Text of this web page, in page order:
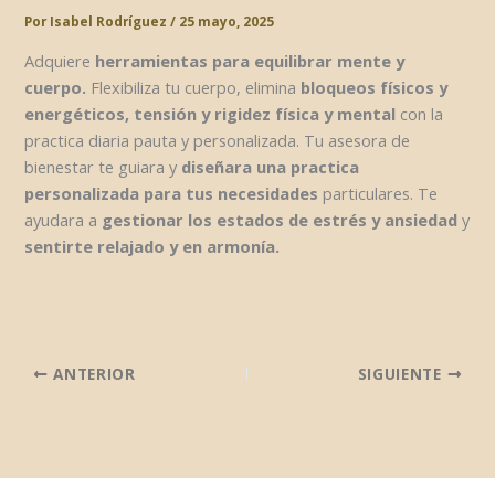
PorIsabel Rodríguez/ 25 mayo, 2025
Adquiere herramientas para equilibrar mente y
cuerpo. Flexibiliza tu cuerpo, elimina bloqueos físicos y
energéticos, tensión y rigidez física y mental con la
practica diaria pauta y personalizada. Tu asesora de
bienestar te guiara y diseñara una practica
personalizada para tus necesidades particulares. Te
ayudara a gestionar los estados de estrés y ansiedad y
sentirte relajado y en armonía.
ANTERIOR SIGUIENTE